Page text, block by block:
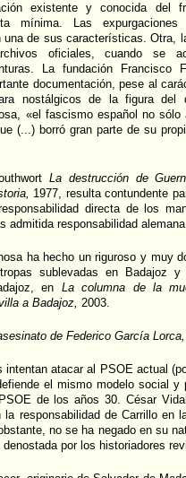
existente y conocida del
mínima. Las expurgaciones
una de sus características. Otra,
oficiales, cuando se
La fundación Francisco
documentación, pese al
nostálgicos de la figura del
«el fascismo español no
(...) borró gran parte de su
La destrucción de
1977, resulta contundente
directa de los
admitida responsabilidad
ha hecho un riguroso y muy
sublevadas en Badajoz
en La columna de la
a Badajoz, 2003.
de Federico García Lorca,
intentan atacar al PSOE actual
el mismo modelo social
de los años 30. César
la responsabilidad de Carrillo en
no se ha negado en su
denostada por los historiadores